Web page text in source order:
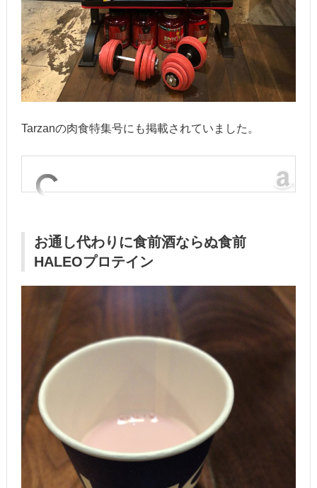
Tarzanの肉食特集号にも掲載されていました。
お通し代わりに食前酒ならぬ食前
HALEOプロテイン